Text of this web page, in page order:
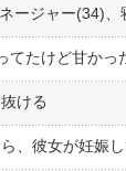
ージャー(34)、
てたけど甘かっ
ける
、彼女が妊娠